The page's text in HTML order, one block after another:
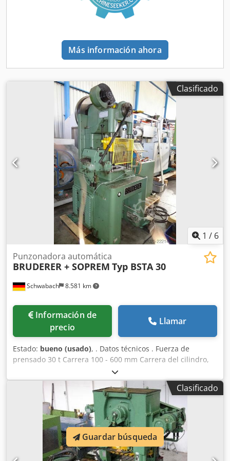
Más información ahora
Clasificado
1 / 6
Schwabach 8.581 km
Punzonadora automática
BRUDERER + SOPREM Typ BSTA 30
Información de
precio
Llamar
Estado: bueno (usado), . Datos técnicos . Fuerza de
prensado 30 t Carrera 100 - 600 mm Carrera del cilindro,
ajustable 8 - 40 mm Altura de montaje 200 mm . Djdjzg
Tfkopfx Aphokr Varios carretes en stock hasta 300 kg . .
Compra en curso de máquinas alemanas usadas sin
control NV o CNC
Clasificado
Guardar búsqueda